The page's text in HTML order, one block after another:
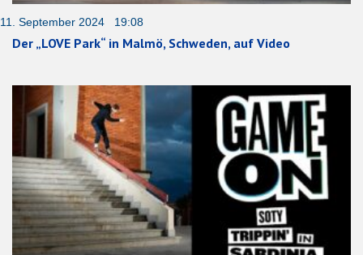
11. September 2024 19:08
Der „LOVE Park“ in Malmö, Schweden, auf Video